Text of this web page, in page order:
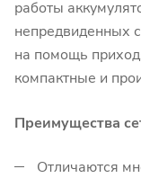
работы
непредвиденных
на помощь
компактные и
Преимущества
Отличаются